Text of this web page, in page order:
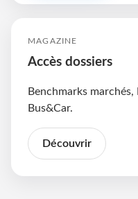
MAGAZINE
Accès dossiers
Benchmarks
Bus&Car.
Découvrir